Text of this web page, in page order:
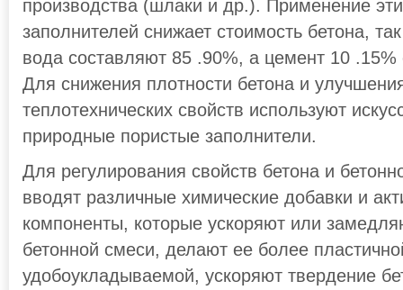
производства (шлаки и др.). Применение
заполнителей снижает стоимость бетона,
вода составляют 85 .90%, а цемент 10 .15%
Для снижения плотности бетона и
теплотехнических свойств используют
природные пористые заполнители.
Для регулирования свойств бетона и
вводят различные химические добавки и
компоненты, которые ускоряют или
бетонной смеси, делают ее более
удобоукладываемой, ускоряют твердение